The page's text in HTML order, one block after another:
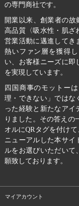
の専門商社です。
開業以来、創業者の故
高品質〈吸水性・肌ざ
営業活動に邁進してき
熱いファン層を獲得
い、お客様ニーズに即
を実現しています。
四国商事のモットー
理・できない」ではな
った経験と新たなアイ
りました。その答えの
オルにQRタグを付け
ニューアルした本サイ
ルをお選びいただいて
願致しております。
マイアカウント